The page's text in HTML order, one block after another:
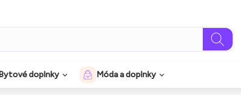
doplnky Móda a doplnky